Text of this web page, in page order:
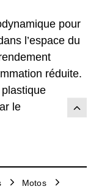
pour
l’espace du
réduite.
le
Motos